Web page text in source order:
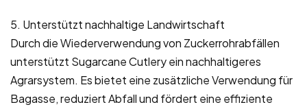
5. Unterstützt nachhaltige Landwirtschaft
Durch die Wiederverwendung von Zuckerrohrabfällen
unterstützt Sugarcane Cutlery ein nachhaltigeres
Agrarsystem. Es bietet eine zusätzliche Verwendung für
Bagasse, reduziert Abfall und fördert eine effiziente